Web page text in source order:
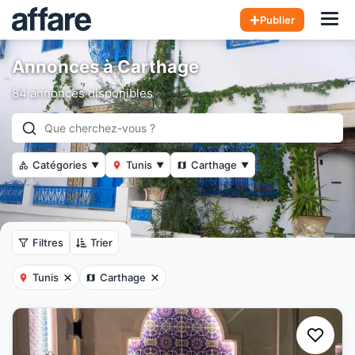
Publier
Annonces à Carthage
84 annonces disponibles
Catégories ▼ Tunis ▼ Carthage ▼
Filtres Trier
Tunis Carthage